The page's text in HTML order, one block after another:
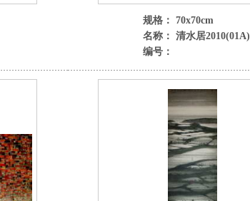
规格： 70x70cm
名称： 清水居2010(01A)
编号：